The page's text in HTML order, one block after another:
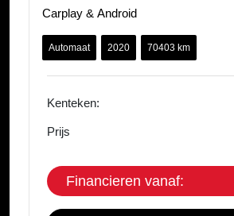
Carplay & Android
Automaat 2020 70403 km
Kenteken:
Prijs
Financieren vanaf: